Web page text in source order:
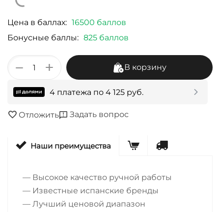
Цена в баллах: 16500 баллов
Бонусные баллы: 825 баллов
+
− В корзину
4 платежа по 4 125 руб.
Отложить Задать вопрос
Наши преимущества
— Высокое качество ручной работы
— Известные испанские бренды
— Лучший ценовой диапазон